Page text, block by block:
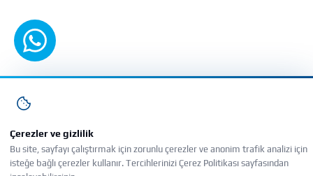
WhatsApp'tan yazın
Çerezler ve gizlilik
Bu site, sayfayı çalıştırmak için zorunlu çerezler ve anonim trafik analizi için
isteğe bağlı çerezler kullanır. Tercihlerinizi Çerez Politikası sayfasından